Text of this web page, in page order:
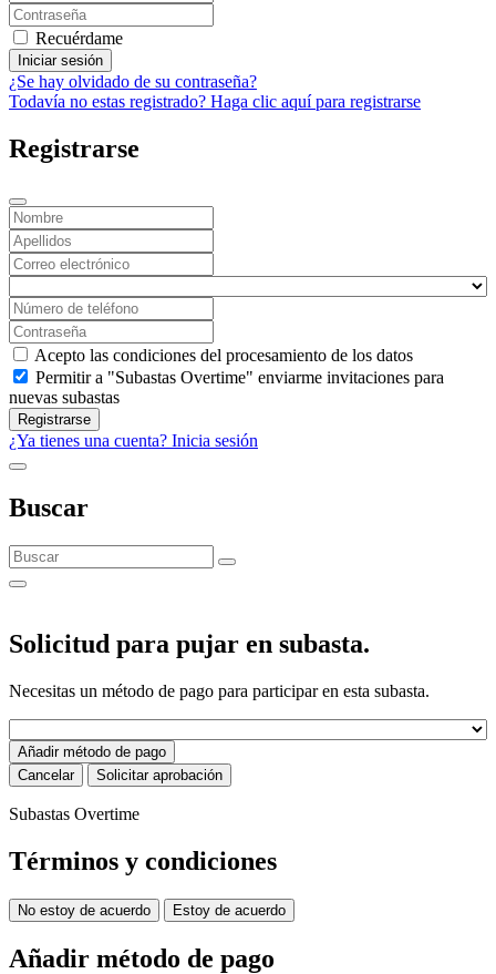
Recuérdame
Iniciar sesión
¿Se hay olvidado de su contraseña?
Todavía no estas registrado? Haga clic aquí para registrarse
Registrarse
Acepto las condiciones del procesamiento de los datos
Permitir a "Subastas Overtime" enviarme invitaciones para
nuevas subastas
Registrarse
¿Ya tienes una cuenta? Inicia sesión
Buscar
Solicitud para pujar en subasta.
Necesitas un método de pago para participar en esta subasta.
Añadir método de pago
Cancelar
Solicitar aprobación
Subastas Overtime
Términos y condiciones
No estoy de acuerdo Estoy de acuerdo
Añadir método de pago